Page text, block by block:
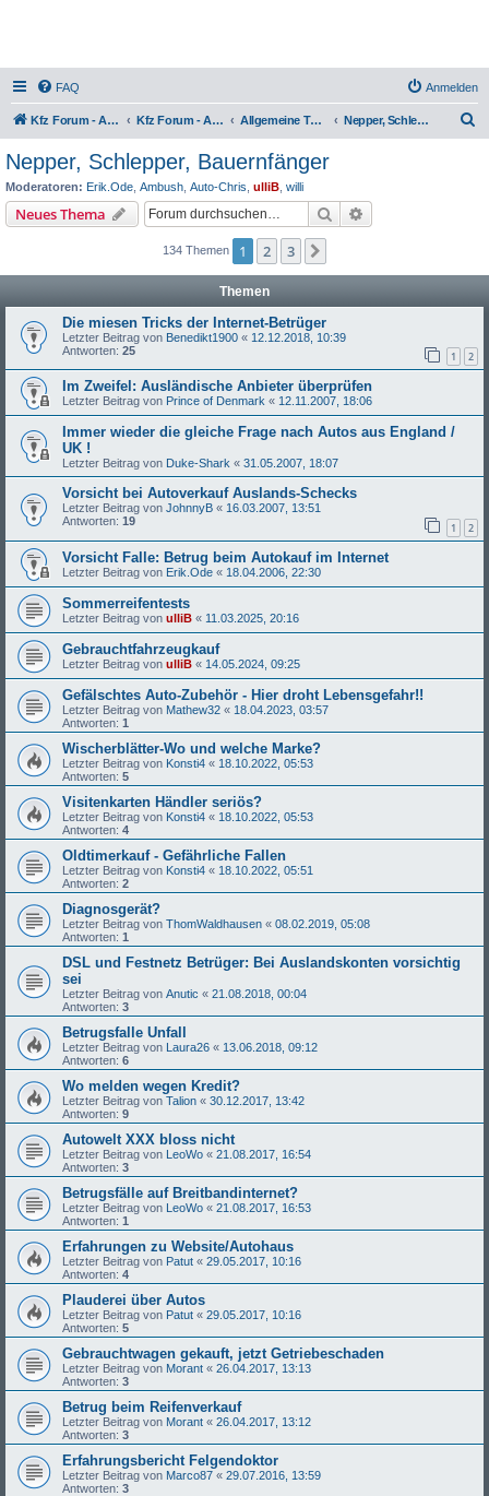
FAQ Anmelden
Kfz Forum - Auto, Motorrad und LKW Kfz Forum - Auto, Motorrad und LKW Allgemeine Themen rund ums Kfz Nepper, Schlepper, Bauernfänger
Nepper, Schlepper, Bauernfänger
Moderatoren: Erik.Ode Ambush Auto-Chris ulliB willi
Neues Thema Suche
134 Themen 1 2 3
Themen
Die miesen Tricks der Internet-Betrüger
Letzter Beitrag von Benedikt1900 « 12.12.2018, 10:39
Antworten: 25 1 2
Im Zweifel: Ausländische Anbieter überprüfen
Letzter Beitrag von Prince of Denmark « 12.11.2007, 18:06
Immer wieder die gleiche Frage nach Autos aus England /
UK !
Letzter Beitrag von Duke-Shark « 31.05.2007, 18:07
Vorsicht bei Autoverkauf Auslands-Schecks
Letzter Beitrag von JohnnyB « 16.03.2007, 13:51
Antworten: 19 1 2
Vorsicht Falle: Betrug beim Autokauf im Internet
Letzter Beitrag von Erik.Ode « 18.04.2006, 22:30
Sommerreifentests
Letzter Beitrag von ulliB « 11.03.2025, 20:16
Gebrauchtfahrzeugkauf
Letzter Beitrag von ulliB « 14.05.2024, 09:25
Gefälschtes Auto-Zubehör - Hier droht Lebensgefahr!!
Letzter Beitrag von Mathew32 « 18.04.2023, 03:57
Antworten: 1
Wischerblätter-Wo und welche Marke?
Letzter Beitrag von Konsti4 « 18.10.2022, 05:53
Antworten: 5
Visitenkarten Händler seriös?
Letzter Beitrag von Konsti4 « 18.10.2022, 05:53
Antworten: 4
Oldtimerkauf - Gefährliche Fallen
Letzter Beitrag von Konsti4 « 18.10.2022, 05:51
Antworten: 2
Diagnosgerät?
Letzter Beitrag von ThomWaldhausen « 08.02.2019, 05:08
Antworten: 1
DSL und Festnetz Betrüger: Bei Auslandskonten vorsichtig
sei
Letzter Beitrag von Anutic « 21.08.2018, 00:04
Antworten: 3
Betrugsfalle Unfall
Letzter Beitrag von Laura26 « 13.06.2018, 09:12
Antworten: 6
Wo melden wegen Kredit?
Letzter Beitrag von Talion « 30.12.2017, 13:42
Antworten: 9
Autowelt XXX bloss nicht
Letzter Beitrag von LeoWo « 21.08.2017, 16:54
Antworten: 3
Betrugsfälle auf Breitbandinternet?
Letzter Beitrag von LeoWo « 21.08.2017, 16:53
Antworten: 1
Erfahrungen zu Website/Autohaus
Letzter Beitrag von Patut « 29.05.2017, 10:16
Antworten: 4
Plauderei über Autos
Letzter Beitrag von Patut « 29.05.2017, 10:16
Antworten: 5
Gebrauchtwagen gekauft, jetzt Getriebeschaden
Letzter Beitrag von Morant « 26.04.2017, 13:13
Antworten: 3
Betrug beim Reifenverkauf
Letzter Beitrag von Morant « 26.04.2017, 13:12
Antworten: 3
Erfahrungsbericht Felgendoktor
Letzter Beitrag von Marco87 « 29.07.2016, 13:59
Antworten: 3